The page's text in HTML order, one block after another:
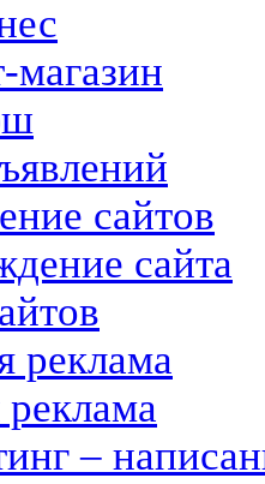
магазин
сайтов
сайта
реклама
–